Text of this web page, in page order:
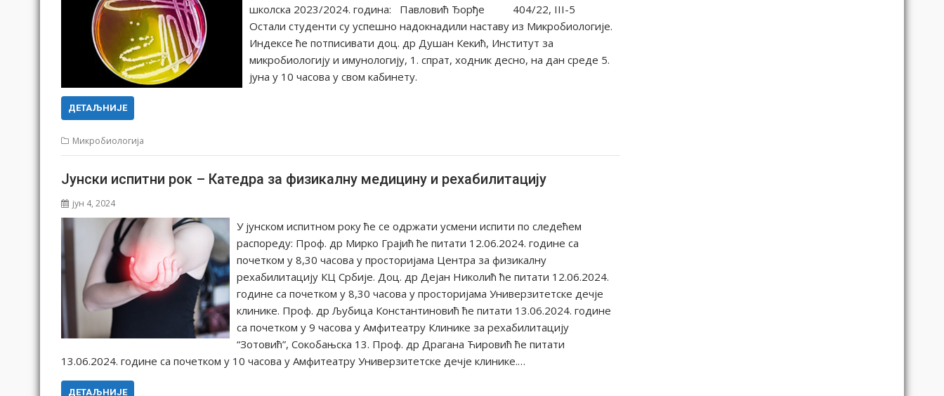
школска 2023/2024. година: Павловић Ђорђе 404/22, III-5
Остали студенти су успешно надокнадили наставу из Микробиологије.
Индексе ће потписивати доц. др Душан Кекић, Институт за
микробиологију и имунологију, 1. спрат, ходник десно, на дан среде 5.
јуна у 10 часова у свом кабинету.
ДЕТАЉНИЈЕ
Микробиологија
Јунски испитни рок – Катедра за физикалну медицину и рехабилитацију
јун 4, 2024
У јунском испитном року ће се одржати усмени испити по следећем
распореду: Проф. др Мирко Грајић ће питати 12.06.2024. године са
почетком у 8,30 часова у просторијама Центра за физикалну
рехабилитацију КЦ Србије. Доц. др Дејан Николић ће питати 12.06.2024.
године са почетком у 8,30 часова у просторијама Универзитетске дечје
клинике. Проф. др Љубица Константиновић ће питати 13.06.2024. године
са почетком у 9 часова у Амфитеатру Клинике за рехабилитацију
“Зотовић”, Сокобањска 13. Проф. др Драгана Ћировић ће питати
13.06.2024. године са почетком у 10 часова у Амфитеатру Универзитетске дечје клинике.…
ДЕТАЉНИЈЕ